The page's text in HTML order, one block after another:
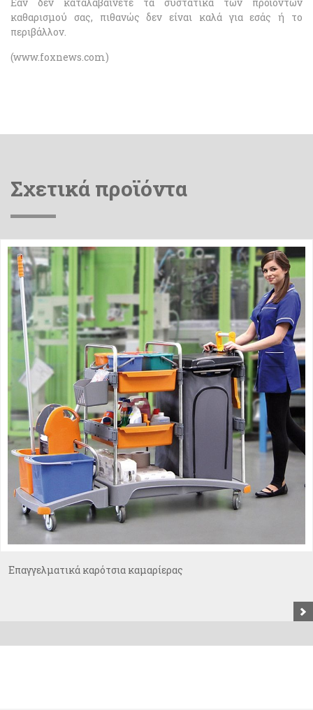
Εάν δεν καταλαβαίνετε τα συστατικά των προϊόντων
καθαρισμού σας, πιθανώς δεν είναι καλά για εσάς ή το
περιβάλλον.
(www.foxnews.com)
Σχετικά προϊόντα
Eπαγγελματικά καρότσια καμαρίερας